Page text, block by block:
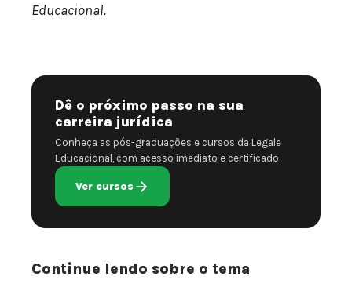
Educacional.
Dê o próximo passo na sua
carreira jurídica
Conheça as pós-graduações e cursos da Legale
Educacional, com acesso imediato e certificado.
Ver cursos
Continue lendo sobre o tema